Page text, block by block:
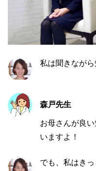
私は聞きながら
森戸先生
お母さんが良
いますよ！
でも、私はき